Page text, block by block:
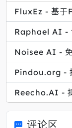
FluxEz - 基于
Raphael AI -
Noisee AI -
Pindou.org -
Reecho.AI -
评论区